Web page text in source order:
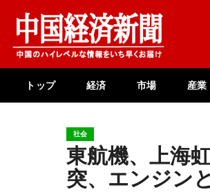
content
トップ 経済 市場 産業
社会
東航機、上海
突、エンジン